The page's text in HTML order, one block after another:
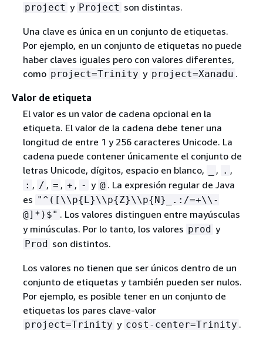
project y Project son distintas.
Una clave es única en un conjunto de etiquetas.
Por ejemplo, en un conjunto de etiquetas no puede
haber claves iguales pero con valores diferentes,
como project=Trinity y project=Xanadu .
Valor de etiqueta
El valor es un valor de cadena opcional en la
etiqueta. El valor de la cadena debe tener una
longitud de entre 1 y 256 caracteres Unicode. La
cadena puede contener únicamente el conjunto de
letras Unicode, dígitos, espacio en blanco,
, . ,
: , / , = , + , - y @ . La expresión regular de Java
es "^([\\p{ L}\\p{Z}\\p{ N}_.:/=+\\-
@]*)$" . Los valores distinguen entre mayúsculas
y minúsculas. Por lo tanto, los valores prod y
Prod son distintos.
Los valores no tienen que ser únicos dentro de un
conjunto de etiquetas y también pueden ser nulos.
Por ejemplo, es posible tener en un conjunto de
etiquetas los pares clave-valor
project=Trinity y cost-center=Trinity .